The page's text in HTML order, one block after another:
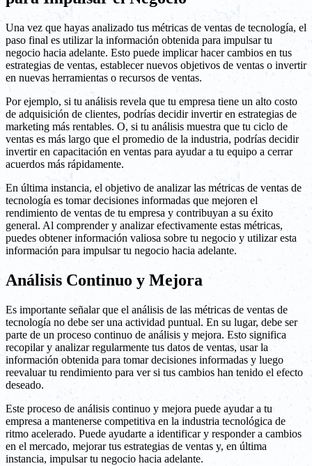
Una vez que hayas analizado tus métricas de ventas de tecnología, el
paso final es utilizar la información obtenida para impulsar tu
negocio hacia adelante. Esto puede implicar hacer cambios en tus
estrategias de ventas, establecer nuevos objetivos de ventas o invertir
en nuevas herramientas o recursos de ventas.
Por ejemplo, si tu análisis revela que tu empresa tiene un alto costo
de adquisición de clientes, podrías decidir invertir en estrategias de
marketing más rentables. O, si tu análisis muestra que tu ciclo de
ventas es más largo que el promedio de la industria, podrías decidir
invertir en capacitación en ventas para ayudar a tu equipo a cerrar
acuerdos más rápidamente.
En última instancia, el objetivo de analizar las métricas de ventas de
tecnología es tomar decisiones informadas que mejoren el
rendimiento de ventas de tu empresa y contribuyan a su éxito
general. Al comprender y analizar efectivamente estas métricas,
puedes obtener información valiosa sobre tu negocio y utilizar esta
información para impulsar tu negocio hacia adelante.
Análisis Continuo y Mejora
Es importante señalar que el análisis de las métricas de ventas de
tecnología no debe ser una actividad puntual. En su lugar, debe ser
parte de un proceso continuo de análisis y mejora. Esto significa
recopilar y analizar regularmente tus datos de ventas, usar la
información obtenida para tomar decisiones informadas y luego
reevaluar tu rendimiento para ver si tus cambios han tenido el efecto
deseado.
Este proceso de análisis continuo y mejora puede ayudar a tu
empresa a mantenerse competitiva en la industria tecnológica de
ritmo acelerado. Puede ayudarte a identificar y responder a cambios
en el mercado, mejorar tus estrategias de ventas y, en última
instancia, impulsar tu negocio hacia adelante.